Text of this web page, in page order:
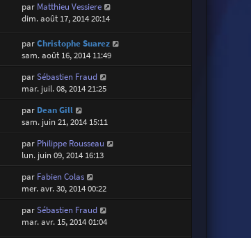
par Matthieu Vessiere
dim. août 17, 2014 20:14
parChristophe Suarez
sam. août 16, 2014 11:49
parSébastien Fraud
mar. juil. 08, 2014 21:25
par Dean Gill
sam. juin 21, 2014 15:11
par Philippe Rousseau
lun. juin 09, 2014 16:13
par Fabien Colas
mer. avr. 30, 2014 00:22
parSébastien Fraud
mar. avr. 15, 2014 01:04